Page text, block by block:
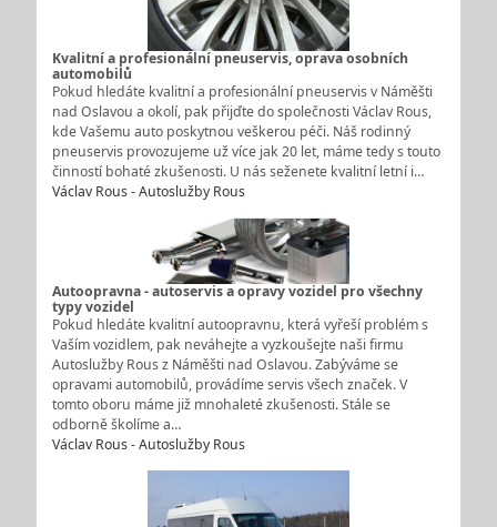
Kvalitní a profesionální pneuservis, oprava osobních
automobilů
Pokud hledáte kvalitní a profesionální pneuservis v Náměšti
nad Oslavou a okolí, pak přijďte do společnosti Václav Rous,
kde Vašemu auto poskytnou veškerou péči. Náš rodinný
pneuservis provozujeme už více jak 20 let, máme tedy s touto
činností bohaté zkušenosti. U nás seženete kvalitní letní i…
Václav Rous - Autoslužby Rous
Autoopravna - autoservis a opravy vozidel pro všechny
typy vozidel
Pokud hledáte kvalitní autoopravnu, která vyřeší problém s
Vaším vozidlem, pak neváhejte a vyzkoušejte naši firmu
Autoslužby Rous z Náměšti nad Oslavou. Zabýváme se
opravami automobilů, provádíme servis všech značek. V
tomto oboru máme již mnohaleté zkušenosti. Stále se
odborně školíme a…
Václav Rous - Autoslužby Rous